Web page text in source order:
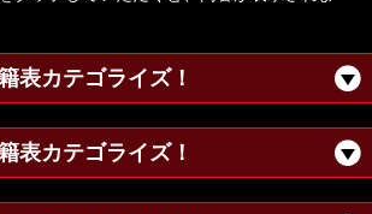
表カテゴライズ！
表カテゴライズ！